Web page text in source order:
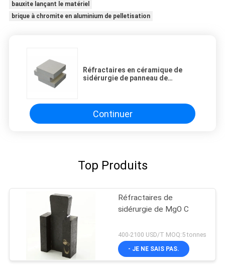
bauxite lançant le matériel
brique à chromite en aluminium de pelletisation
Réfractaires en céramique de
sidérurgie de panneau de
Continuer
Top Produits
Réfractaires de
sidérurgie de MgO C
400-2100 USD/T MOQ:5 tonnes
- JE NE SAIS PAS.